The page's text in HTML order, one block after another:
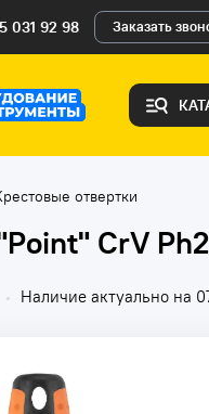
031 92 98 Заказать
отвертки
CrV
• Наличие актуально на